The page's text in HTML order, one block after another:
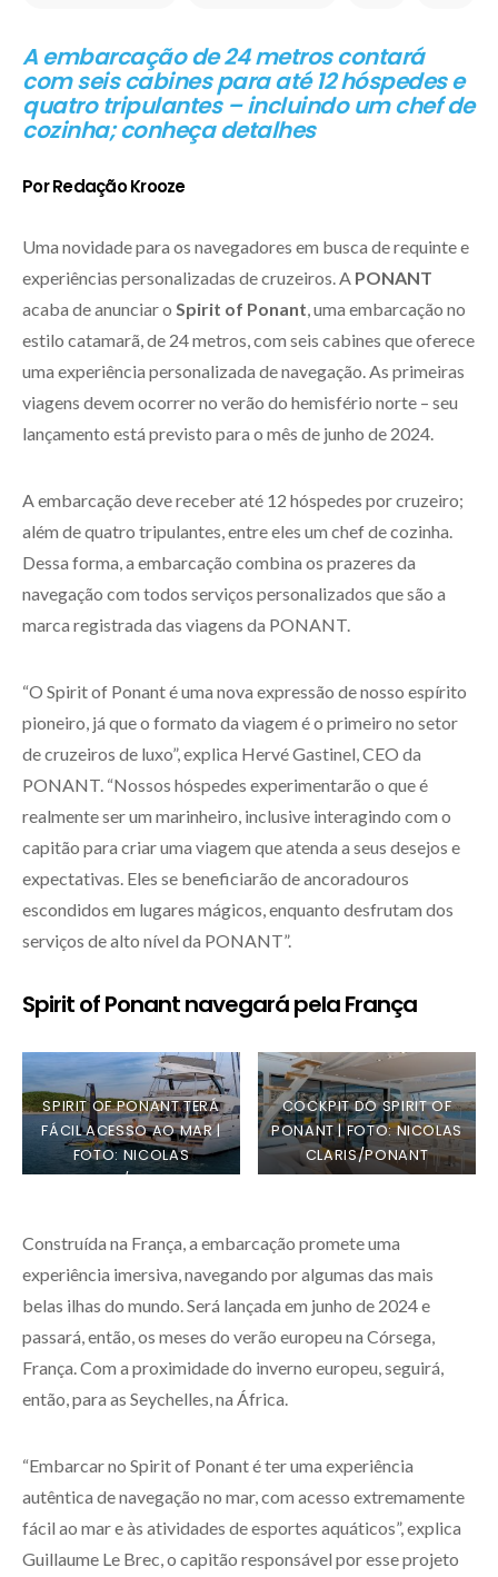
A embarcação de 24 metros contará
com seis cabines para até 12 hóspedes e
quatro tripulantes – incluindo um chef de
cozinha; conheça detalhes
Por Redação Krooze
Uma novidade para os navegadores em busca de requinte e
experiências personalizadas de cruzeiros. A PONANT
acaba de anunciar o Spirit of Ponant , uma embarcação no
estilo catamarã, de 24 metros, com seis cabines que oferece
uma experiência personalizada de navegação. As primeiras
viagens devem ocorrer no verão do hemisfério norte – seu
lançamento está previsto para o mês de junho de 2024.
A embarcação deve receber até 12 hóspedes por cruzeiro;
além de quatro tripulantes, entre eles um chef de cozinha.
Dessa forma, a embarcação combina os prazeres da
navegação com todos serviços personalizados que são a
marca registrada das viagens da PONANT.
“O Spirit of Ponant é uma nova expressão de nosso espírito
pioneiro, já que o formato da viagem é o primeiro no setor
de cruzeiros de luxo”, explica Hervé Gastinel, CEO da
PONANT. “Nossos hóspedes experimentarão o que é
realmente ser um marinheiro, inclusive interagindo com o
capitão para criar uma viagem que atenda a seus desejos e
expectativas. Eles se beneficiarão de ancoradouros
escondidos em lugares mágicos, enquanto desfrutam dos
serviços de alto nível da PONANT”.
Spirit of Ponant navegará pela França
SPIRIT OF PONANT TERÁ
FÁCIL ACESSO AO MAR |
FOTO: NICOLAS
CLARIS/PONANT
COCKPIT DO SPIRIT OF
PONANT | FOTO: NICOLAS
CLARIS/PONANT
Construída na França, a embarcação promete uma
experiência imersiva, navegando por algumas das mais
belas ilhas do mundo. Será lançada em junho de 2024 e
passará, então, os meses do verão europeu na Córsega,
França. Com a proximidade do inverno europeu, seguirá,
então, para as Seychelles, na África.
“Embarcar no Spirit of Ponant é ter uma experiência
autêntica de navegação no mar, com acesso extremamente
fácil ao mar e às atividades de esportes aquáticos”, explica
Guillaume Le Brec, o capitão responsável por esse projeto